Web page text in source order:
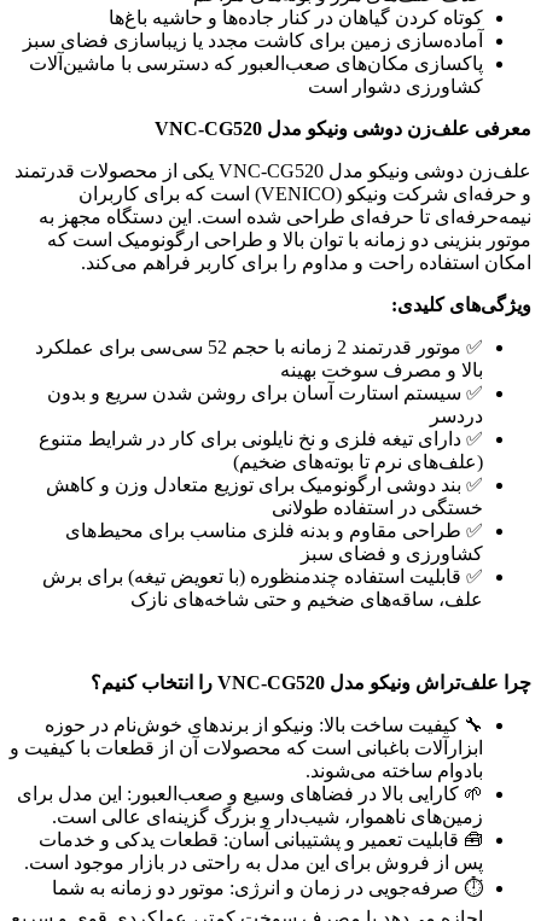
کوتاه کردن گیاهان در کنار جاده‌ها و حاشیه باغ‌ها
آماده‌سازی زمین برای کاشت مجدد یا زیباسازی فضای سبز
پاکسازی مکان‌های صعب‌العبور که دسترسی با ماشین‌آلات
کشاورزی دشوار است
معرفی علف‌زن دوشی ونیکو مدل VNC-CG520
علف‌زن دوشی ونیکو مدل VNC-CG520 یکی از محصولات قدرتمند
و حرفه‌ای شرکت ونیکو (VENICO) است که برای کاربران
نیمه‌حرفه‌ای تا حرفه‌ای طراحی شده است. این دستگاه مجهز به
موتور بنزینی دو زمانه با توان بالا و طراحی ارگونومیک است که
امکان استفاده راحت و مداوم را برای کاربر فراهم می‌کند.
ویژگی‌های کلیدی:
✅ موتور قدرتمند 2 زمانه با حجم 52 سی‌سی برای عملکرد
بالا و مصرف سوخت بهینه
✅ سیستم استارت آسان برای روشن شدن سریع و بدون
دردسر
✅ دارای تیغه فلزی و نخ نایلونی برای کار در شرایط متنوع
(علف‌های نرم تا بوته‌های ضخیم)
✅ بند دوشی ارگونومیک برای توزیع متعادل وزن و کاهش
خستگی در استفاده طولانی
✅ طراحی مقاوم و بدنه فلزی مناسب برای محیط‌های
کشاورزی و فضای سبز
✅ قابلیت استفاده چندمنظوره (با تعویض تیغه) برای برش
علف، ساقه‌های ضخیم و حتی شاخه‌های نازک
چرا علف‌تراش ونیکو مدل VNC-CG520 را انتخاب کنیم؟
🔧 کیفیت ساخت بالا: ونیکو از برندهای خوش‌نام در حوزه
ابزارآلات باغبانی است که محصولات آن از قطعات با کیفیت و
بادوام ساخته می‌شوند.
🌱 کارایی بالا در فضاهای وسیع و صعب‌العبور: این مدل برای
زمین‌های ناهموار، شیب‌دار و بزرگ گزینه‌ای عالی است.
🧰 قابلیت تعمیر و پشتیبانی آسان: قطعات یدکی و خدمات
پس از فروش برای این مدل به راحتی در بازار موجود است.
⏱️ صرفه‌جویی در زمان و انرژی: موتور دو زمانه به شما